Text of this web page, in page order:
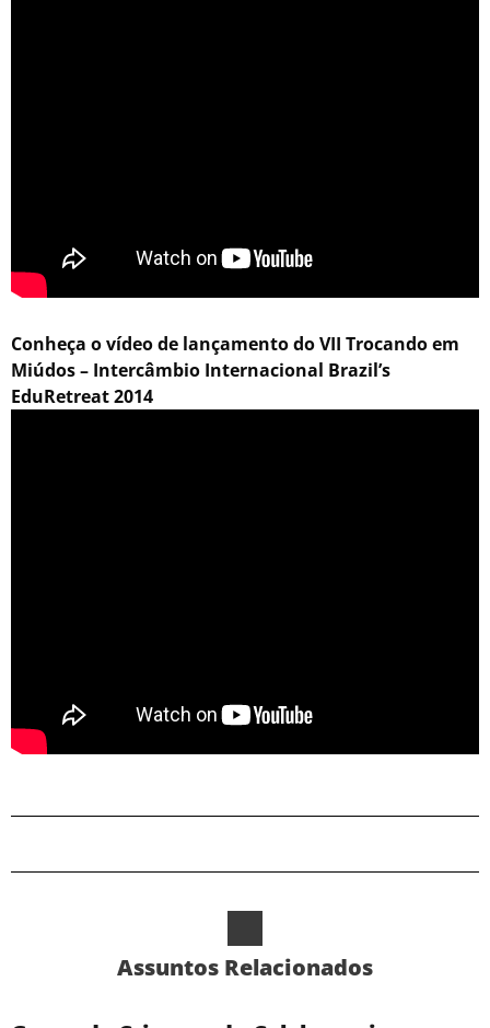
Conheça o vídeo de lançamento do VII Trocando em
Miúdos – Intercâmbio Internacional Brazil’s
EduRetreat 2014
Assuntos Relacionados